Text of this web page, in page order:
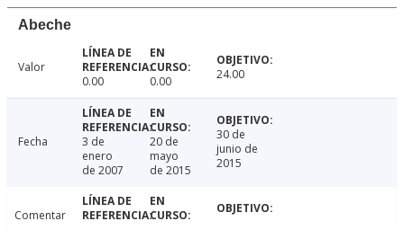
Abeche
Valor
0.00
0.00 24.00
Fecha
3 de
enero
de 2007
20 de
mayo
de 2015
30 de
junio de
2015
Comentar